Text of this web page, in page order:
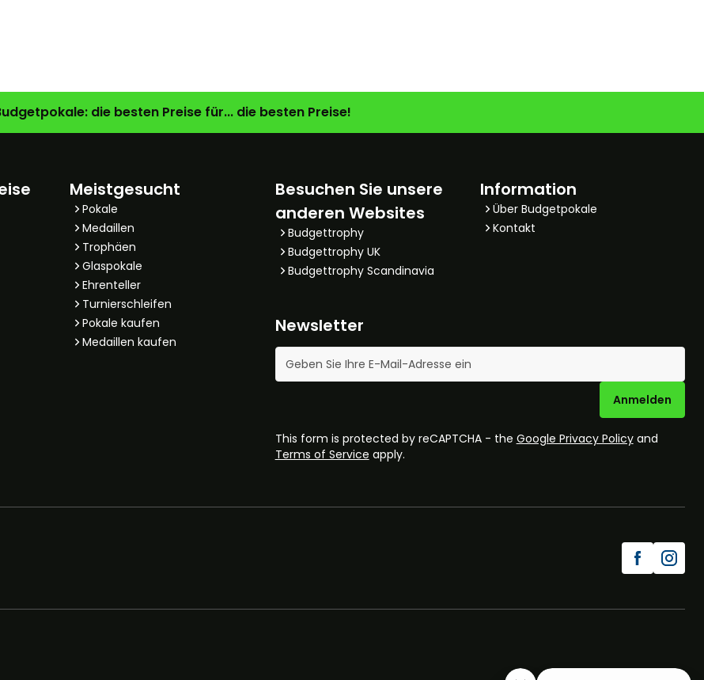
die besten Preise für... die besten Preise!
Meistgesucht
Pokale
Medaillen
Trophäen
Glaspokale
Ehrenteller
Turnierschleifen
Pokale kaufen
Medaillen kaufen
Besuchen Sie unsere
anderen Websites
Budgettrophy
Budgettrophy UK
Budgettrophy Scandinavia
Information
Über Budgetpokale
Kontakt
Newsletter
E-Mail-Adresse
Anmelden
This form is protected by reCAPTCHA - the Google Privacy Policyand
Terms of Service apply.